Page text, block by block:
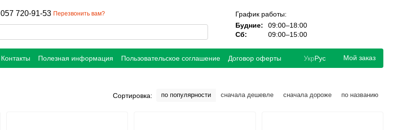
057 720-91-53 Перезвонить вам?
График работы:
Будние:
09:00–18:00
Сб:
09:00–15:00
Контакты Полезная информация Пользовательское соглашение Договор оферты УкрРус Мой заказ
Сортировка: по популярности сначала дешевле сначала дороже по названию